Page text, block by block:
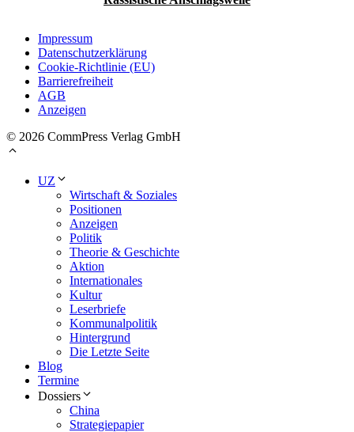
Impressum
Datenschutzerklärung
Cookie-Richtlinie (EU)
Barrierefreiheit
AGB
Anzeigen
© 2026 CommPress Verlag GmbH
UZ
Wirtschaft & Soziales
Positionen
Anzeigen
Politik
Theorie & Geschichte
Aktion
Internationales
Kultur
Leserbriefe
Kommunalpolitik
Hintergrund
Die Letzte Seite
Blog
Termine
Dossiers
China
Strategiepapier